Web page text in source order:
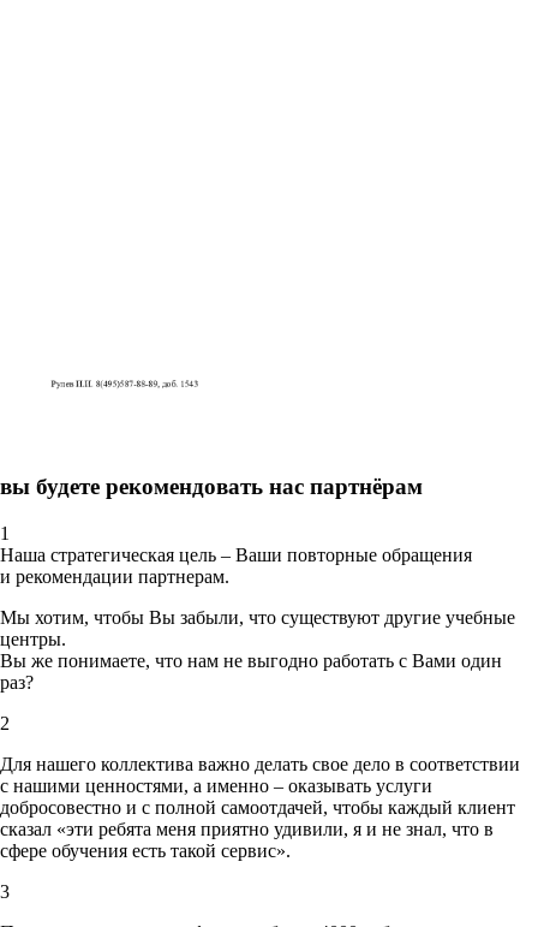
вы будете рекомендовать нас партнёрам
1
Наша стратегическая цель – Ваши повторные обращения
и рекомендации партнерам.
Мы хотим, чтобы Вы забыли, что существуют другие учебные
центры.
Вы же понимаете, что нам не выгодно работать с Вами один
раз?
2
Для нашего коллектива важно делать свое дело в соответствии
с нашими ценностями, а именно – оказывать услуги
добросовестно и с полной самоотдачей, чтобы каждый клиент
сказал «эти ребята меня приятно удивили, я и не знал, что в
сфере обучения есть такой сервис».
3